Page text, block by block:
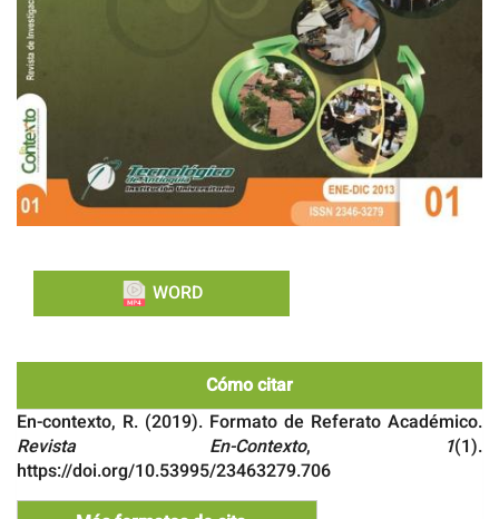
WORD
Cómo citar
En-contexto, R. (2019). Formato de Referato Académico.
Revista En-Contexto, 1(1).
https://doi.org/10.53995/23463279.706